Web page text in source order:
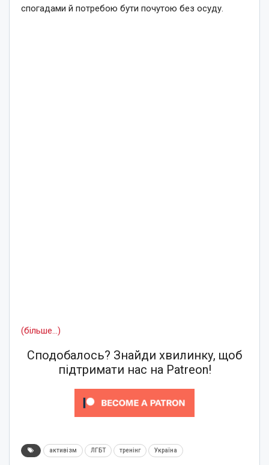
спогадами й потребою бути почутою без осуду.
(більше…)
Сподобалось? Знайди хвилинку, щоб
підтримати нас на Patreon!
активізм ЛГБТ тренінг Україна